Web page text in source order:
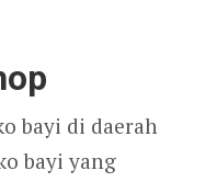
bayi di daerah
bayi yang